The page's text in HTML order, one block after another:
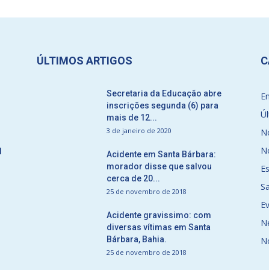
ÚLTIMOS ARTIGOS
Secretaria da Educação abre
inscrições segunda (6) para
mais de 12...
3 de janeiro de 2020
Acidente em Santa Bárbara:
morador disse que salvou
cerca de 20...
25 de novembro de 2018
Acidente gravissimo: com
diversas vítimas em Santa
Bárbara, Bahia.
25 de novembro de 2018